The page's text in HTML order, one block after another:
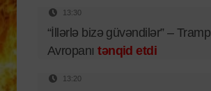
13:30
“İllərlə bizə güvəndilər” – Tramp
Avropanıtənqid etdi
13:20